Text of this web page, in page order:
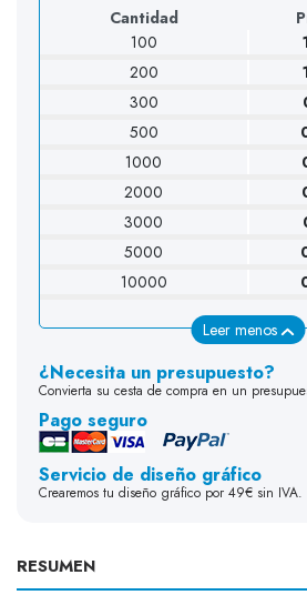
Cantidad
100
200
300
500
1000
2000
3000
5000
10000
Leer menos
¿Necesita un presupuesto?
Convierta su cesta de compra en un
Pago seguro
Servicio de diseño gráfico
Crearemos tu diseño gráfico por 49€ sin IVA.
RESUMEN